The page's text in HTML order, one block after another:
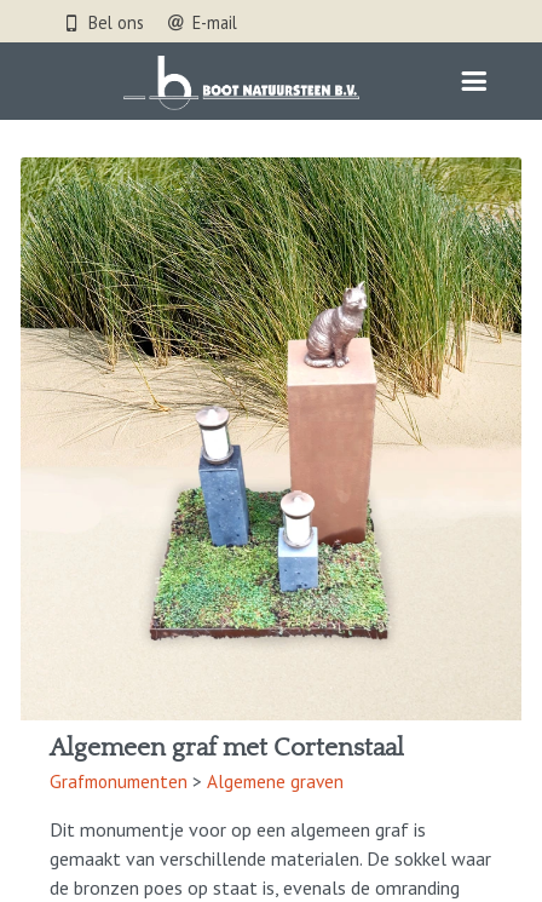
Bel ons E-mail
Algemeen graf met Cortenstaal
Grafmonumenten >Algemene graven
Dit monumentje voor op een algemeen graf is
gemaakt van verschillende materialen. De sokkel waar
de bronzen poes op staat is, evenals de omranding